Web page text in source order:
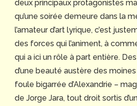
deux principaux protagonistes
qu’une soirée demeure dans la
l’amateur d’art lyrique, c’est
des forces qui l’animent, à
qui a ici un rôle à part entière.
d’une beauté austère des
foule bigarrée d’Alexandrie –
de Jorge Jara, tout droit sortis